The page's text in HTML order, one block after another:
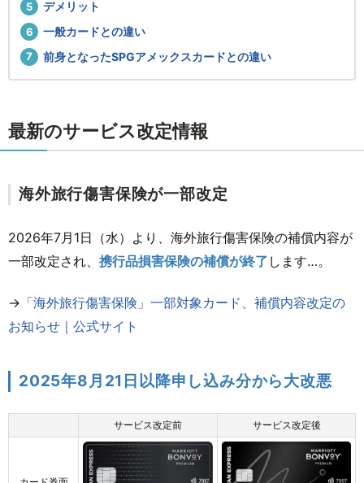
デメリット
一般カードとの違い
前身となったSPGアメックスカードとの違い
最新のサービス改定情報
海外旅行傷害保険が一部改定
2026年7月1日（水）より、海外旅行傷害保険の補償内容が
一部改定され、 携行品損害保険の補償が終了 します…。
→ 「海外旅行傷害保険」一部対象カード、補償内容改定の
お知らせ｜公式サイト
2025年8月21日以降申し込み分から大改悪
サービス改定前 サービス改定後